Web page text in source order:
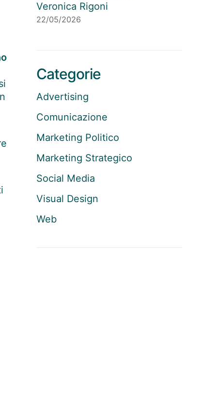
Veronica Rigoni
22/05/2026
Categorie
Advertising
Comunicazione
Marketing Politico
Marketing Strategico
Social Media
Visual Design
Web